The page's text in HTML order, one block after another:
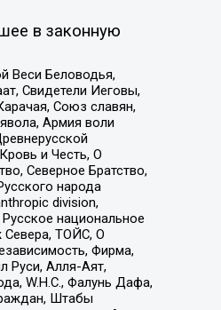
в законную
Веси Беловодья,
Свидетели Иеговы,
Союз славян,
Армия воли
и Честь, О
Северное Братство,
народа
division,
национальное
Севера, ТОЙС, О
Фирма,
Руси, Алля-Аят,
W.H.С., Фалунь Дафа,
Штабы